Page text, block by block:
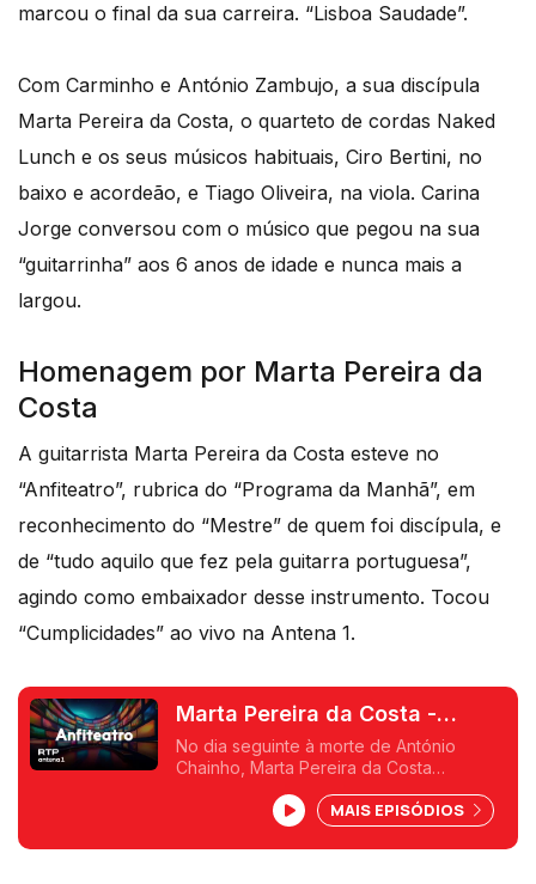
marcou o final da sua carreira. “Lisboa Saudade”.
Com Carminho e António Zambujo, a sua discípula
Marta Pereira da Costa, o quarteto de cordas Naked
Lunch e os seus músicos habituais, Ciro Bertini, no
baixo e acordeão, e Tiago Oliveira, na viola. Carina
Jorge conversou com o músico que pegou na sua
“guitarrinha” aos 6 anos de idade e nunca mais a
largou.
Homenagem por Marta Pereira da
Costa
A guitarrista Marta Pereira da Costa esteve no
“Anfiteatro”, rubrica do “Programa da Manhã”, em
reconhecimento do “Mestre” de quem foi discípula, e
de “tudo aquilo que fez pela guitarra portuguesa”,
agindo como embaixador desse instrumento. Tocou
“Cumplicidades” ao vivo na Antena 1.
Marta Pereira da Costa -
Homenagem a António
Chainho
No dia seguinte à morte de António
Chainho, Marta Pereira da Costa
portuguesa. António Chainho morreu,
precisamente, no dia em que fez 88
anos.
MAIS EPISÓDIOS